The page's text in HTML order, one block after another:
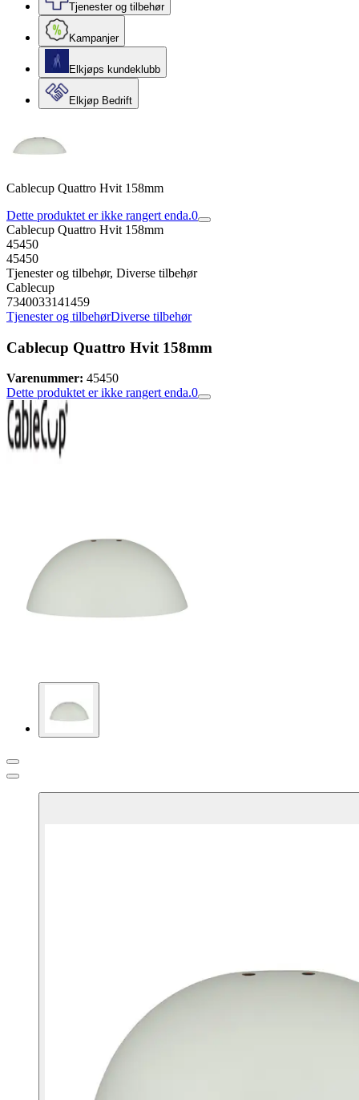
Tjenester og tilbehør
Kampanjer
Elkjøps kundeklubb
Elkjøp Bedrift
Cablecup Quattro Hvit 158mm
Dette produktet er ikke rangert enda.0
Cablecup Quattro Hvit 158mm
45450
45450
Tjenester og tilbehør, Diverse tilbehør
Cablecup
7340033141459
Tjenester og tilbehørDiverse tilbehør
Cablecup Quattro Hvit 158mm
Varenummer: 45450
Dette produktet er ikke rangert enda.0